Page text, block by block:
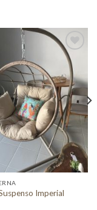
Adicionar
a lista de
desejos
Imperial